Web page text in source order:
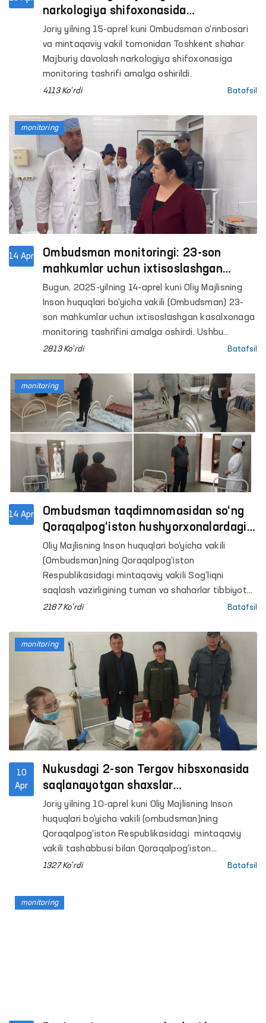
narkologiya shifoxonasida
antisanitariya holatlari aniqlandi
Joriy yilning 15-aprel kuni Ombudsman o‘rinbosari
va mintaqaviy vakil tomonidan Toshkent shahar
Majburiy davolash narkologiya shifoxonasiga
monitoring tashrifi amalga oshirildi.
4113 Ko'rdi Batafsil
14 Apr
Ombudsman monitoringi: 23-son
mahkumlar uchun ixtisoslashgan
kasalxonada yaratilgan sharoitlar
o‘rganildi
Bugun, 2025-yilning 14-aprel kuni Oliy Majlisning
Inson huquqlari bo‘yicha vakili (Ombudsman) 23-
son mahkumlar uchun ixtisoslashgan kasalxonaga
monitoring tashrifini amalga oshirdi. Ushbu
kasalxonada o‘tgan yilning iyul oyida Ombudsman
ochilgan edi. Tashrif davomida ushbu bo‘linmaga
zamonaviy med texnikalar olib kelingani va
mahkumalarga barcha tibbiy sharoitlar
yaratilganiga guvoh bo‘lindi.
2813 Ko'rdi Batafsil
monitoring
14 Apr
Ombudsman taqdimnomasidan so‘ng
Qoraqalpog‘iston hushyorxonalardagi
sharoitlar yaxshilandi
Oliy Majlisning Inson huquqlari bo‘yicha vakili
(Ombudsman)ning Qoraqalpog‘iston
Respublikasidagi mintaqaviy vakili Sog‘liqni
saqlash vazirligining tuman va shaharlar tibbiyot
birlashmalari tarkibida tashkil etilgan qator
ko‘rsatish tumanlararo punktlaridagi sharoitlarni
o‘rgandi.
2187 Ko'rdi Batafsil
monitoring
10
Apr
Nukusdagi 2-son Tergov hibsxonasida
saqlanayotgan shaxslar
chuqurlashtirilgan tibbiy ko‘rikdan
o‘tkazildi
Joriy yilning 10-aprel kuni Oliy Majlisning Inson
huquqlari bo‘yicha vakili (ombudsman)ning
Qoraqalpog‘iston Respublikasidagi mintaqaviy
vakili tashabbusi bilan Qoraqalpog‘iston
Respublikasi Sog‘liqni saqlash vazirligi bilan
uchun chuqurlashtirilgan profilaktik tibbiy ko‘rik
1327 Ko'rdi Batafsil
monitoring
monitoring